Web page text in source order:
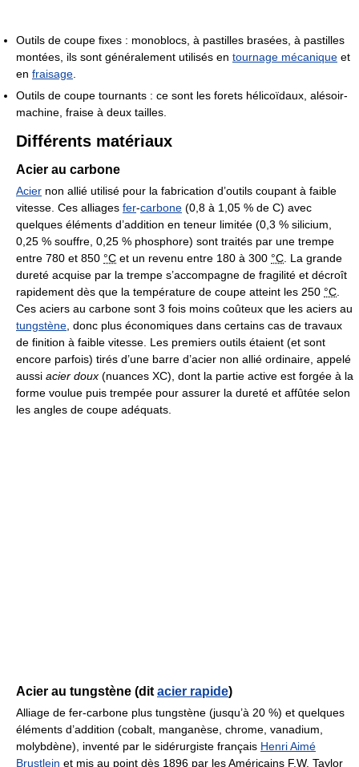
Outils de coupe fixes : monoblocs, à pastilles brasées, à pastilles
montées, ils sont généralement utilisés en tournage mécanique et
en fraisage
Outils de coupe tournants : ce sont les forets hélicoïdaux, alésoir-
machine, fraise à deux tailles.
Différents matériaux
Acier au carbone
Acier non allié utilisé pour la fabrication d’outils coupant à faible
vitesse. Ces alliages fer-carbone (0,8 à 1,05 % de C) avec
quelques éléments d’addition en teneur limitée (0,3 % silicium,
0,25 % souffre, 0,25 % phosphore) sont traités par une trempe
entre 780 et 850 °C et un revenu entre 180 à 300 °C . La grande
dureté acquise par la trempe s’accompagne de fragilité et décroît
rapidement dès que la température de coupe atteint les 250 °C
Ces aciers au carbone sont 3 fois moins coûteux que les aciers au
tungstène , donc plus économiques dans certains cas de travaux
de finition à faible vitesse. Les premiers outils étaient (et sont
encore parfois) tirés d’une barre d’acier non allié ordinaire, appelé
aussi acier doux (nuances XC), dont la partie active est forgée à la
forme voulue puis trempée pour assurer la dureté et affûtée selon
les angles de coupe adéquats.
Acier au tungstène (dit acier rapide)
Alliage de fer-carbone plus tungstène (jusqu’à 20 %) et quelques
éléments d’addition (cobalt, manganèse, chrome, vanadium,
molybdène), inventé par le sidérurgiste français Henri Aimé
Brustlein et mis au point dès 1896 par les Américains F.W. Taylor